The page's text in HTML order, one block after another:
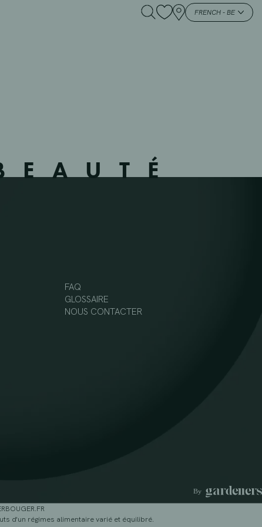
FRENCH - BE
344202 – WEVE –
FAQ
GLOSSAIRE
NOUS CONTACTER
d'un régimes alimentaire varié et équilibré.